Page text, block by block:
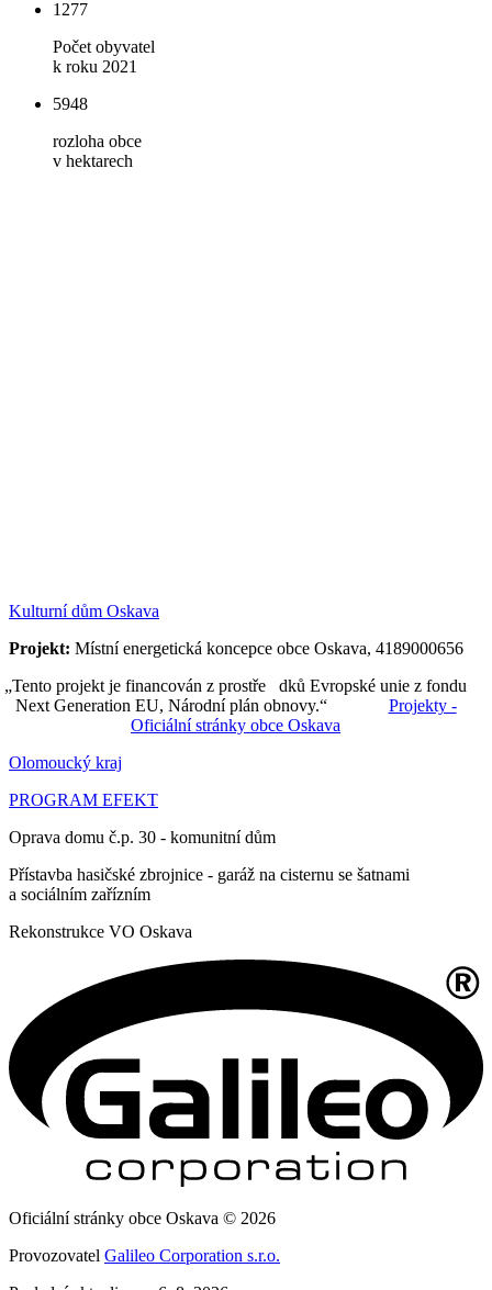
1277
Počet obyvatel
k roku 2021
5948
rozloha obce
v hektarech
Kulturní dům Oskava
Projekt: Místní energetická koncepce obce Oskava, 4189000656
„Tento projekt je financován z prostře dků Evropské unie z fondu
Next Generation EU, Národní plán obnovy.“ Projekty -
Oficiální stránky obce Oskava
Olomoucký kraj
PROGRAM EFEKT
Oprava domu č.p. 30 - komunitní dům
Přístavba hasičské zbrojnice - garáž na cisternu se šatnami
a sociálním zařízním
Rekonstrukce VO Oskava
Oficiální stránky obce Oskava © 2026
Provozovatel Galileo Corporation s.r.o.